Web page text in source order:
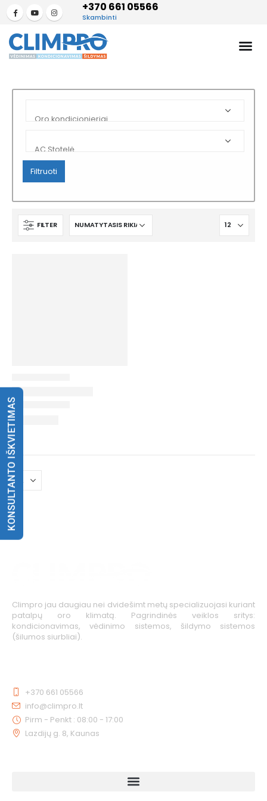
+370 661 05566
Skambinti
Filtruoti
FILTER
Climpro jau daugiau nei dvidešimt metų specializuojasi kuriant
patalpų oro klimatą. Pagrindinės veiklos sritys:
kondicionavimas, vėdinimo sistemos, šildymo sistemos
(šilumos siurbliai).
+370 661 05566
info@climpro.lt
Pirm - Penkt : 08:00 - 17:00
Lazdijų g. 8, Kaunas
KONSULTANTO IŠKVIETIMAS